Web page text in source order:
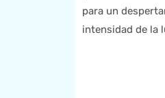
para un
intensidad de la